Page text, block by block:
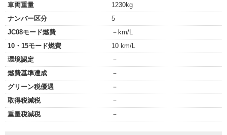
車両重量
1230kg
ナンバー区分
5
JC08モード燃費
－km/L
10・15モード燃費
10 km/L
環境認定
－
燃費基準達成
－
グリーン税優遇
－
取得税減税
－
重量税減税
－